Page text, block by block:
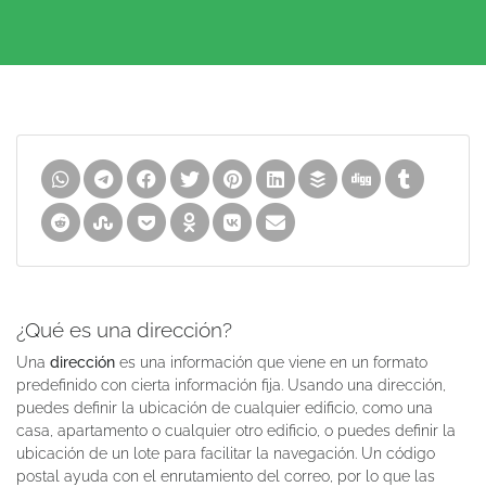
¿Qué es una dirección?
Una dirección es una información que viene en un formato
predefinido con cierta información fija. Usando una dirección,
puedes definir la ubicación de cualquier edificio, como una
casa, apartamento o cualquier otro edificio, o puedes definir la
ubicación de un lote para facilitar la navegación. Un código
postal ayuda con el enrutamiento del correo, por lo que las